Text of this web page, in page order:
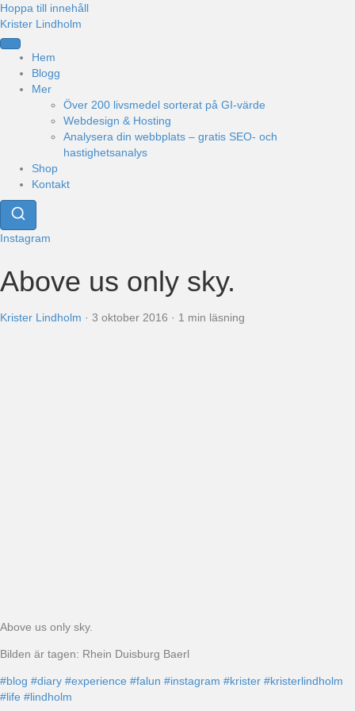
Hoppa till innehåll
Krister Lindholm
Hem
Blogg
Mer
Över 200 livsmedel sorterat på GI-värde
Webdesign & Hosting
Analysera din webbplats – gratis SEO- och
hastighetsanalys
Shop
Kontakt
Instagram
Above us only sky.
Krister Lindholm · 3 oktober 2016 · 1 min läsning
Above us only sky.
Bilden är tagen: Rhein Duisburg Baerl
#blog #diary #experience #falun #instagram #krister #kristerlindholm
#life #lindholm